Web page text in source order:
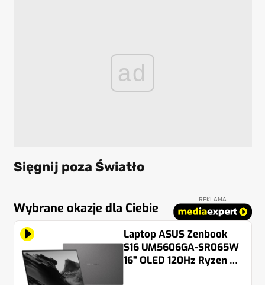
ad
Sięgnij poza Światło
Wybrane okazje dla Ciebie
REKLAMA
Laptop ASUS Zenbook
S16 UM5606GA-SR065W
16" OLED 120Hz Ryzen AI